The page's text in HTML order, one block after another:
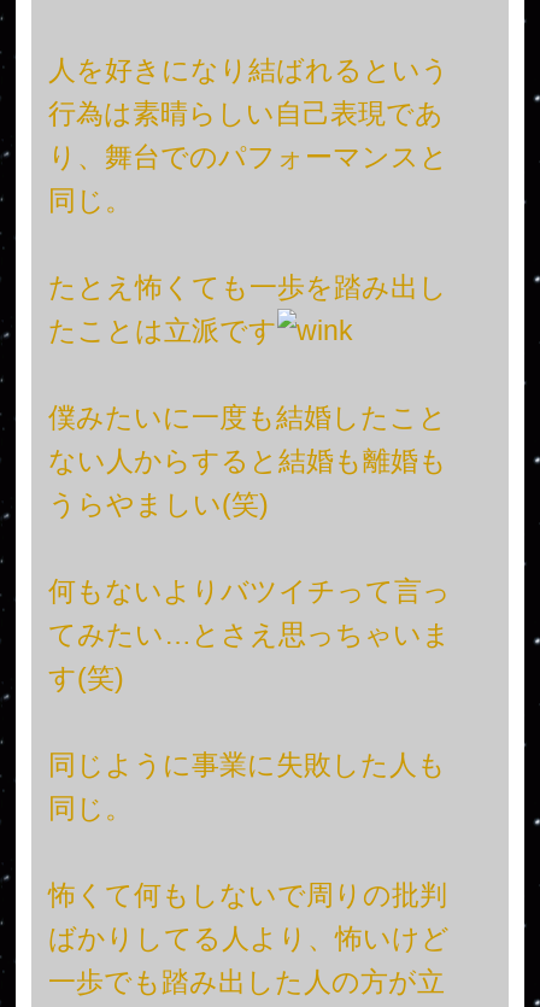
人を好きになり結ばれるという
行為は素晴らしい自己表現であ
り、舞台でのパフォーマンスと
同じ。
たとえ怖くても一歩を踏み出し
たことは立派です
僕みたいに一度も結婚したこと
ない人からすると結婚も離婚も
うらやましい(笑)
何もないよりバツイチって言っ
てみたい…とさえ思っちゃいま
す(笑)
同じように事業に失敗した人も
同じ。
怖くて何もしないで周りの批判
ばかりしてる人より、怖いけど
一歩でも踏み出した人の方が立